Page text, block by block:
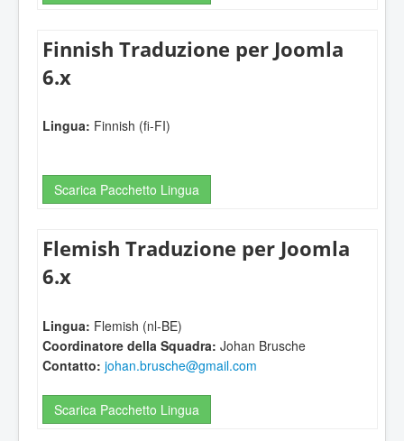
Finnish Traduzione per Joomla
6.x
Lingua: Finnish (fi-FI)
Scarica Pacchetto Lingua
Flemish Traduzione per Joomla
6.x
Lingua: Flemish (nl-BE)
Coordinatore della Squadra: Johan Brusche
Contatto: johan.brusche@gmail.com
Scarica Pacchetto Lingua